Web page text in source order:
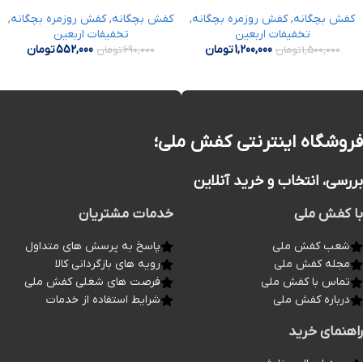
کفش بچگانه,کفش روزمره بچگانه,
تخفیفات اربعین
1,500,000تومان 1,200,000تومان
کفش بچگانه,کفش روزمره بچگانه,
تخفیفات اربعین
690,000تومان 552,000تومان
فروشگاه اینترنتی کفش ملی؛
بررسی، انتخاب و خرید آنلاین
با کفش ملی
شعب کفش ملی
مجله کفش ملی
تماس با کفش ملی
درباره کفش ملی
خدمات مشتریان
پاسخ به پرسش های متداول
رویه های بازگردانی کالا
فرصت های شغلی کفش ملی
شرایط استفاده از خدمات
راهنمای خرید